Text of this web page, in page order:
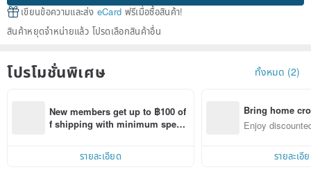
เขียนข้อความและส่ง eCard ฟรีเมื่อซื้อสินค้า!
สินค้าหยุดจำหน่ายแล้ว โปรดเลือกสินค้าอื่น
โปรโมชั่นพิเศษ ทั้งหมด (2)
New members get up to ฿100 of
f shipping with minimum spen
within 7 days!
รายละเอียด
Bring home
n with ease
Enjoy
รายละเอี